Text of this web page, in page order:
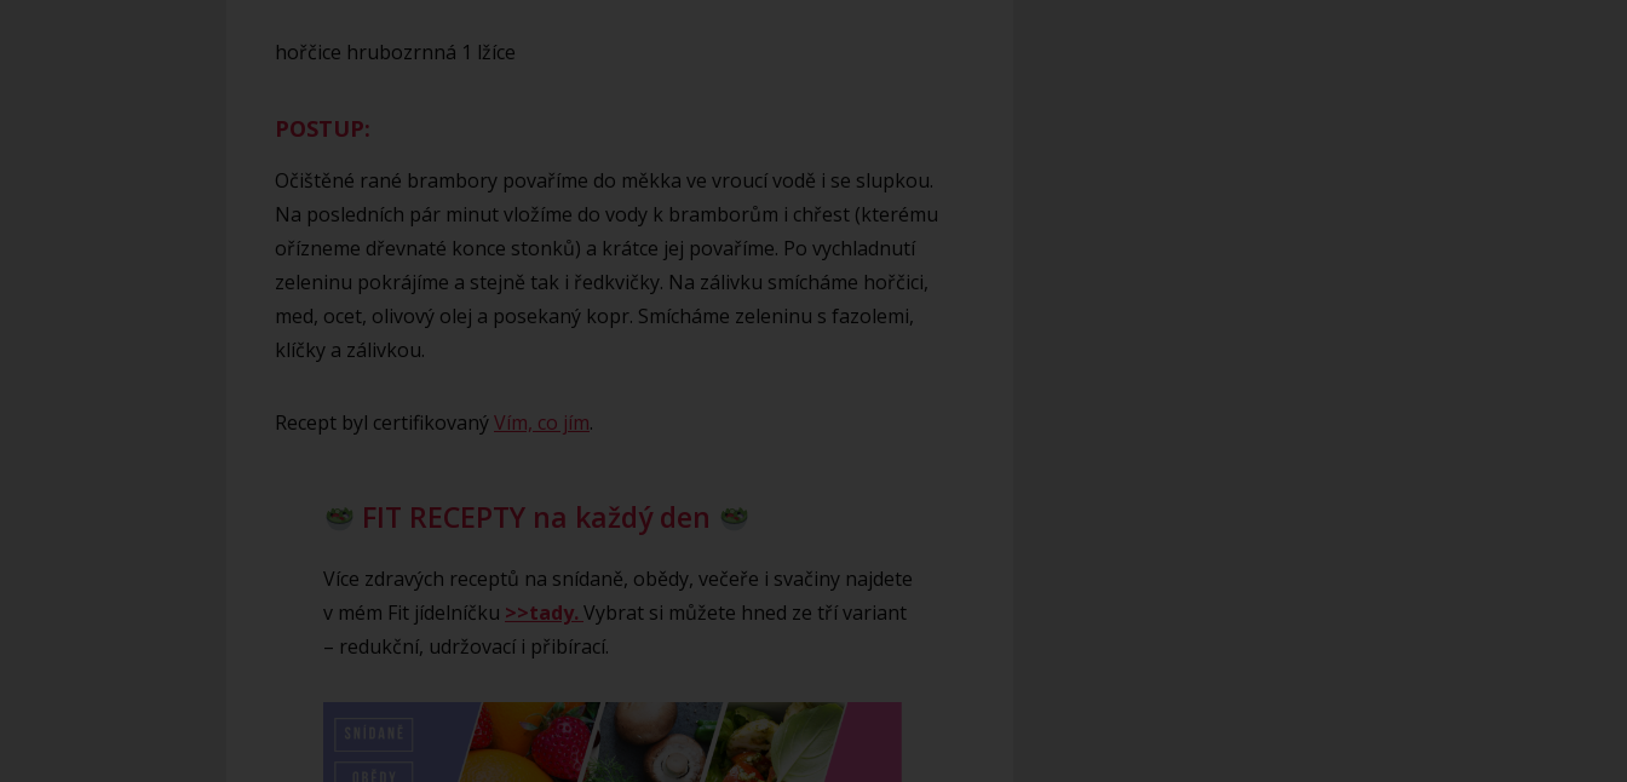
hořčice hrubozrnná 1 lžíce
POSTUP:
Očištěné rané brambory povaříme do měkka ve vroucí vodě i se slupkou.
Na posledních pár minut vložíme do vody k bramborům i chřest (kterému
ořízneme dřevnaté konce stonků) a krátce jej povaříme. Po vychladnutí
zeleninu pokrájíme a stejně tak i ředkvičky. Na zálivku smícháme hořčici,
med, ocet, olivový olej a posekaný kopr. Smícháme zeleninu s fazolemi,
klíčky a zálivkou.
Recept byl certifikovanýVím, co jím.
FIT RECEPTY na každý den
Více zdravých receptů na snídaně, obědy, večeře i svačiny najdete
v mém Fit jídelníčku >>tady. Vybrat si můžete hned ze tří variant
– redukční, udržovací i přibírací.